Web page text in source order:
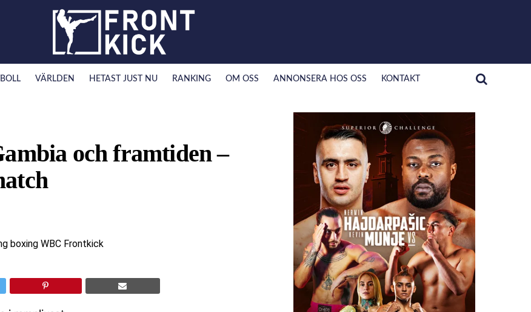
VÄRLDEN HETAST JUST NU RANKING OM OSS ANNONSERA HOS OSS KONTAKT
och framtiden –